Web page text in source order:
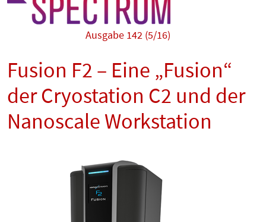
Ausgabe 142 (5/16)
Fusion F2 – Eine „Fusion“
der Cryostation C2 und der
Nanoscale Workstation